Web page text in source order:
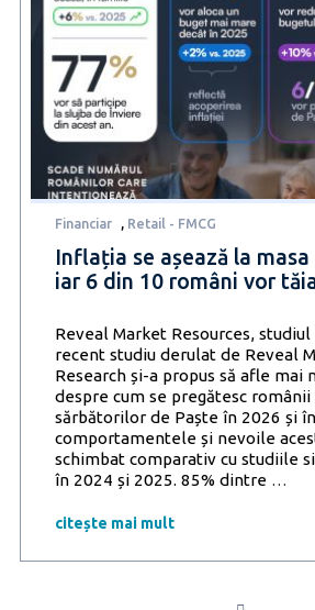
Financiar , Retail - FMCG
Inflația se așează la
iar 6 din 10 români vor
Reveal Market Resources,
recent studiu derulat de Reveal
Research și-a propus să afle mai
despre cum se pregătesc
sărbătorilor de Paște în 2026 și
comportamentele și nevoile
schimbat comparativ cu studiile
în 2024 și 2025. 85% dintre …
citește mai mult